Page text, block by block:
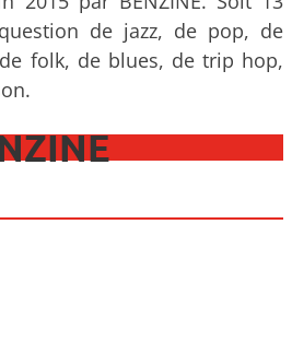
de jazz, de pop, de
folk, de blues, de trip hop,